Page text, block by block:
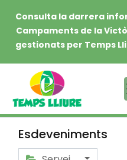
Consulta la darrera
Campaments de la
gestionats per Temps
Esdeveniments